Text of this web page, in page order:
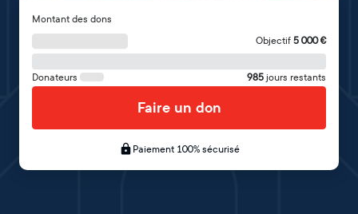
Montant des dons
Objectif 5 000€
Donateurs 985 jours restants
Faire un don
Paiement 100% sécurisé